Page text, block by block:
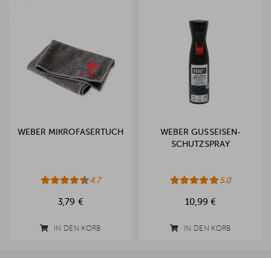
WEBER MIKROFASERTUCH
4.7
3,79 €
IN DEN KORB
WEBER GUSSEISEN-
SCHUTZSPRAY
5.0
10,99 €
IN DEN KORB